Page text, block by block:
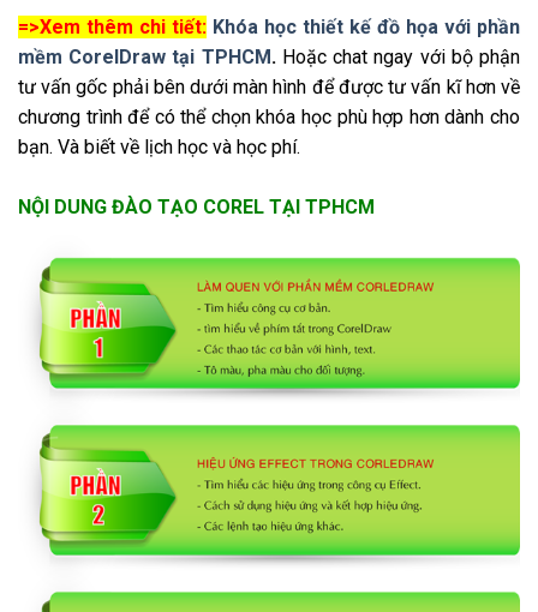
=>Xem thêm chi tiết: Khóa học thiết kế đồ họa với phần
mềm CorelDraw tại TPHCM. Hoặc chat ngay với bộ phận
tư vấn gốc phải bên dưới màn hình để được tư vấn kĩ hơn về
chương trình để có thể chọn khóa học phù hợp hơn dành cho
bạn. Và biết về lịch học và học phí.
NỘI DUNG ĐÀO TẠO COREL TẠI TPHCM